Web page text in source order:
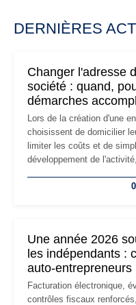
DERNIÈRES
Changer l'adresse
société : quand,
démarches
Lors de la création d'une
choisissent de domicilier
limiter les coûts et de
développement de
professionnels,
Une année 2026
les indépendants :
auto-entrepreneurs
Facturation électronique,
contrôles fiscaux